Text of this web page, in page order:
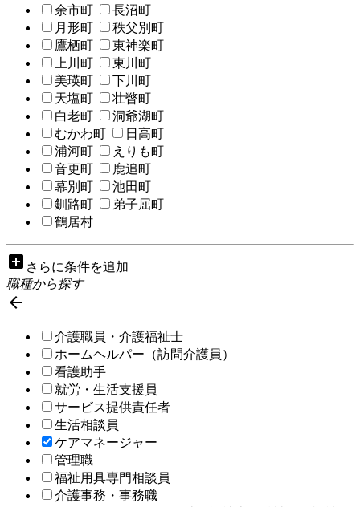
余市町
長沼町
月形町
秩父別町
鷹栖町
東神楽町
上川町
東川町
美瑛町
下川町
天塩町
壮瞥町
白老町
洞爺湖町
むかわ町
日高町
浦河町
えりも町
音更町
鹿追町
幕別町
池田町
釧路町
弟子屈町
鶴居村
add_box さらに条件を追加
職種から探す

介護職員・介護福祉士
ホームヘルパー（訪問介護員）
看護助手
就労・生活支援員
サービス提供責任者
生活相談員
ケアマネージャー
管理職
福祉用具専門相談員
介護事務・事務職